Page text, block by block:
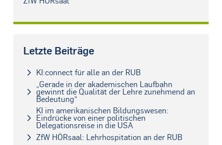
Letzte Beiträge
KI:connect für alle an der RUB
„Gerade in der akademischen Laufbahn
gewinnt die Qualität der Lehre zunehmend an
Bedeutung“
KI im amerikanischen Bildungswesen:
Eindrücke von einer politischen
Delegationsreise in die USA
ZfW HÖRsaal: Lehrhospitation an der RUB